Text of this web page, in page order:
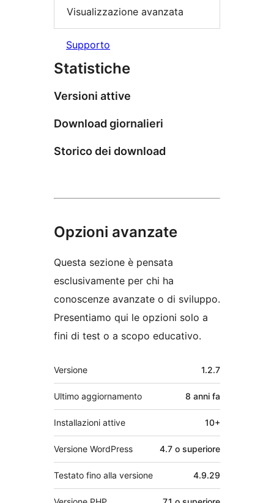
Visualizzazione avanzata
Supporto
Statistiche
Versioni attive
Download giornalieri
Storico dei download
Opzioni avanzate
Questa sezione è pensata
esclusivamente per chi ha
conoscenze avanzate o di sviluppo.
Presentiamo qui le opzioni solo a
fini di test o a scopo educativo.
Meta
Versione 1.2.7
Ultimo aggiornamento 8 anni fa
Installazioni attive 10+
Versione WordPress 4.7 o superiore
Testato fino alla versione 4.9.29